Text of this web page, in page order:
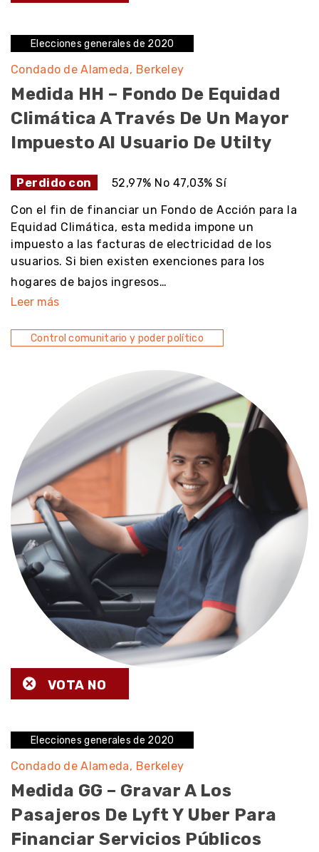
Elecciones generales de 2020
Condado de Alameda Berkeley
Medida HH – Fondo De Equidad
Climática A Través De Un Mayor
Impuesto Al Usuario De Utilty
Perdido con 52,97% No 47,03% Sí
Con el fin de financiar un Fondo de Acción para la
Equidad Climática, esta medida impone un
impuesto a las facturas de electricidad de los
usuarios. Si bien existen exenciones para los
hogares de bajos ingresos…
Leer más
Control comunitario y poder político
VOTA NO
Elecciones generales de 2020
Condado de Alameda Berkeley
Medida GG – Gravar A Los
Pasajeros De Lyft Y Uber Para
Financiar Servicios Públicos